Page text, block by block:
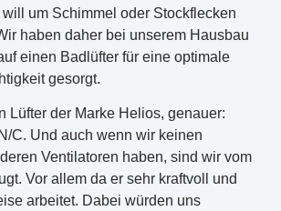
um Schimmel oder Stockflecken
haben daher bei unserem Hausbau
einen Badlüfter für eine optimale
gesorgt.
Lüfter der Marke Helios, genauer:
C. Und auch wenn wir keinen
Ventilatoren haben, sind wir vom
Vor allem da er sehr kraftvoll und
arbeitet. Dabei würden uns